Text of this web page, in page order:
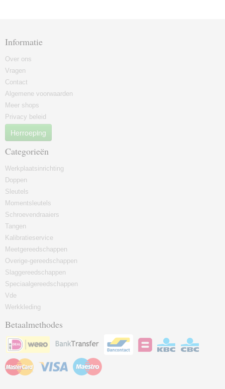
Informatie
Over ons
Vragen
Contact
Algemene voorwaarden
Meer shops
Privacy beleid
Herroeping
Categorieën
Werkplaatsinrichting
Doppen
Sleutels
Momentsleutels
Schroevendraaiers
Tangen
Kalibratieservice
Meetgereedschappen
Overige-gereedschappen
Slaggereedschappen
Speciaalgereedschappen
Vde
Werkkleding
Betaalmethodes